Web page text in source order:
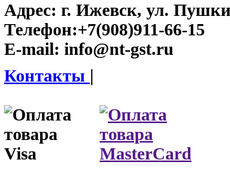
Адрес: г. Ижевск, ул.
Телефон:+7(908)911-66-15
E-mail: info@nt-gst.ru
Контакты |